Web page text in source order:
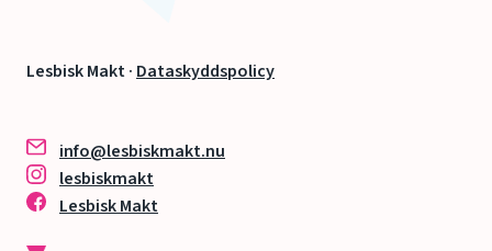
Lesbisk Makt · Dataskyddspolicy
info@lesbiskmakt.nu
lesbiskmakt
Lesbisk Makt